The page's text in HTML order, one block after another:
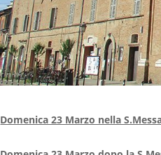
Domenica 23 Marzo nella